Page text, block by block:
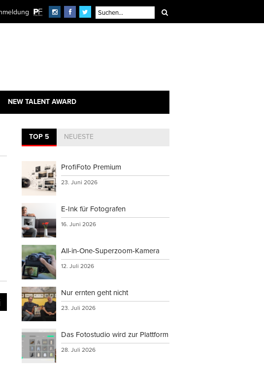
NEW TALENT AWARD
TOP 5 NEUESTE
ProfiFoto Premium
23. Juni 2026
E-Ink für Fotografen
16. Juni 2026
All-in-One-Superzoom-Kamera
12. Juli 2026
Nur ernten geht nicht
23. Juli 2026
Das Fotostudio wird zur Plattform
28. Juli 2026